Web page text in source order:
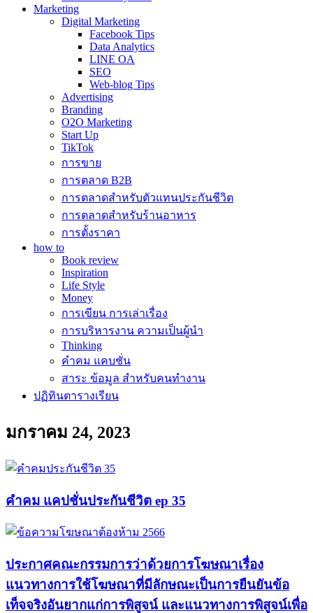
Marketing
Digital Marketing
Facebook Tips
Data Analytics
LINE OA
SEO
Web-blog Tips
Advertising
Branding
O2O Marketing
Start Up
TikTok
การขาย
การตลาด B2B
การตลาดสำหรับตัวแทนประกันชีวิต
การตลาดสำหรับร้านอาหาร
การตั้งราคา
how to
Book review
Inspiration
Life Style
Money
การเขียน การเล่าเรื่อง
การบริหารงาน ความเป็นผู้นำ
Thinking
คำคม แคบชั่น
สาระ ข้อมูล สำหรับคนทำงาน
ปฏิทินตารางเรียน
มกราคม 24, 2023
คำคม แคปชั่นประกันชีวิต ep 35
ประกาศคณะกรรมการว่าด้วยการโฆษณาเรื่อง
แนวทางการใช้โฆษณาที่มีลักษณะเป็นการยืนยันข้อ
เท็จจริงอันยากแก่การพิสูจน์ และแนวทางการพิสูจน์เพื่อ